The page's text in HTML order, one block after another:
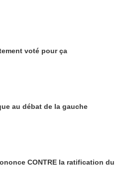
voté pour ça
au débat de la gauche
CONTRE la ratification du